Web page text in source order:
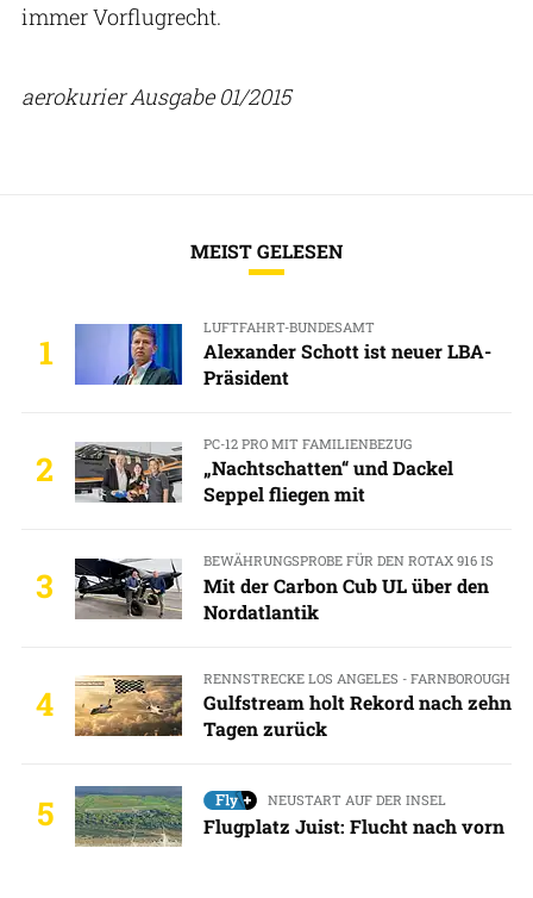
immer Vorflugrecht.
aerokurier Ausgabe 01/2015
MEIST GELESEN
1
LUFTFAHRT-BUNDESAMT
Alexander Schott ist neuer LBA-
Präsident
2
PC-12 PRO MIT FAMILIENBEZUG
„Nachtschatten“ und Dackel
Seppel fliegen mit
3
BEWÄHRUNGSPROBE FÜR DEN ROTAX 916 IS
Mit der Carbon Cub UL über den
Nordatlantik
4
RENNSTRECKE LOS ANGELES - FARNBOROUGH
Gulfstream holt Rekord nach zehn
Tagen zurück
5 NEUSTART AUF DER INSEL
Flugplatz Juist: Flucht nach vorn